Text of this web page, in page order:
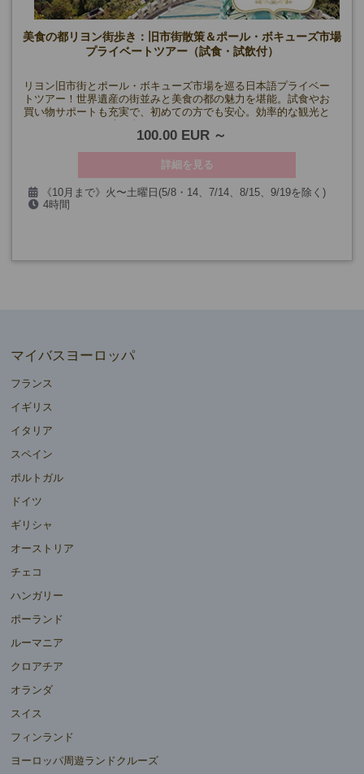
美食の都リヨン街歩き：旧市街散策＆ポール・ボキューズ市場
プライベートツアー（試食・試飲付）
リヨン旧市街とポール・ボキューズ市場を巡る日本語プライベー
トツアー！世界遺産の街並みと美食の都の魅力を堪能。試食やお
買い物サポートも充実で、初めての方でも安心。効率的な観光と
100.00 EUR
詳細を見る
《10月まで》火〜土曜日(5/8・14、7/14、8/15、9/19を除く)
《11月～》火～日曜日(11/1・11、12/12~1/3を除く)
4時間
マイバスヨーロッパ
フランス
イギリス
イタリア
スペイン
ポルトガル
ドイツ
ギリシャ
オーストリア
チェコ
ハンガリー
ポーランド
ルーマニア
クロアチア
オランダ
スイス
フィンランド
ヨーロッパ周遊ランドクルーズ